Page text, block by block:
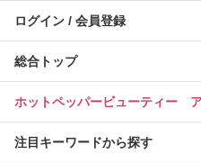
ログイン / 会員登録
総合トップ
ホットペッパービューティー
注目キーワードから探す